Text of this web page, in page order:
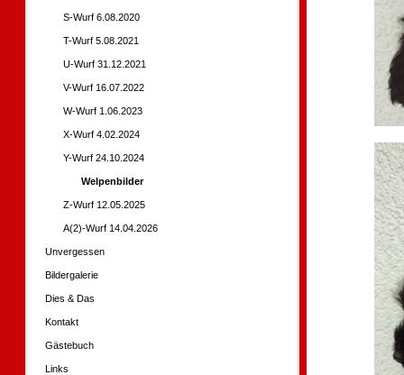
S-Wurf 6.08.2020
T-Wurf 5.08.2021
U-Wurf 31.12.2021
V-Wurf 16.07.2022
W-Wurf 1.06.2023
X-Wurf 4.02.2024
Y-Wurf 24.10.2024
Welpenbilder
Z-Wurf 12.05.2025
A(2)-Wurf 14.04.2026
Unvergessen
Bildergalerie
Dies & Das
Kontakt
Gästebuch
Links